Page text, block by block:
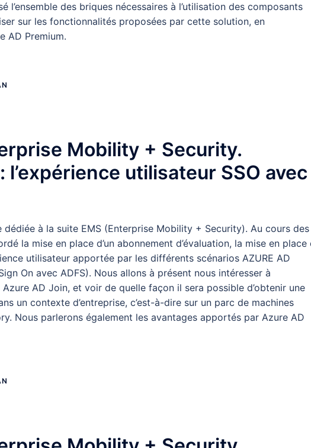
l’ensemble des briques nécessaires à l’utilisation des composants
sur les fonctionnalités proposées par cette solution, en
AD Premium.
Mobility + Security.
utilisateur SSO avec
à la suite EMS (Enterprise Mobility + Security). Au cours des
la mise en place d’un abonnement d’évaluation, la mise en place
utilisateur apportée par les différents scénarios AZURE AD
On avec ADFS). Nous allons à présent nous intéresser à
Azure AD Join, et voir de quelle façon il sera possible d’obtenir une
un contexte d’entreprise, c’est-à-dire sur un parc de machines
Nous parlerons également les avantages apportés par Azure AD